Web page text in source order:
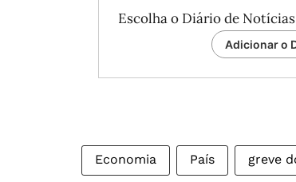
Escolha o Diário de
Adicionar o
Economia País greve